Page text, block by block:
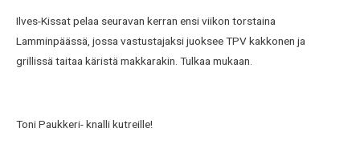
Ilves-Kissat pelaa seuravan kerran ensi viikon torstaina
Lamminpäässä, jossa vastustajaksi juoksee TPV kakkonen ja
grillissä taitaa käristä makkarakin. Tulkaa mukaan.
Toni Paukkeri- knalli kutreille!